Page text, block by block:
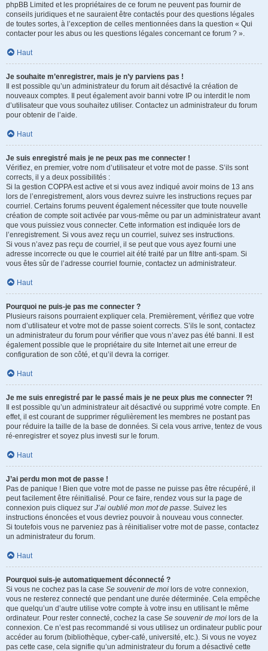
phpBB Limited et les propriétaires de ce forum ne peuvent pas fournir de
conseils juridiques et ne sauraient être contactés pour des questions légales
de toutes sortes, à l’exception de celles mentionnées dans la question « Qui
contacter pour les abus ou les questions légales concernant ce forum ? ».
Haut
Je souhaite m’enregistrer, mais je n’y parviens pas !
Il est possible qu’un administrateur du forum ait désactivé la création de
nouveaux comptes. Il peut également avoir banni votre IP ou interdit le nom
d’utilisateur que vous souhaitez utiliser. Contactez un administrateur du forum
pour obtenir de l’aide.
Haut
Je suis enregistré mais je ne peux pas me connecter !
Vérifiez, en premier, votre nom d’utilisateur et votre mot de passe. S’ils sont
corrects, il y a deux possibilités :
Si la gestion COPPA est active et si vous avez indiqué avoir moins de 13 ans
lors de l’enregistrement, alors vous devrez suivre les instructions reçues par
courriel. Certains forums peuvent également nécessiter que toute nouvelle
création de compte soit activée par vous-même ou par un administrateur avant
que vous puissiez vous connecter. Cette information est indiquée lors de
l’enregistrement. Si vous avez reçu un courriel, suivez ses instructions.
Si vous n’avez pas reçu de courriel, il se peut que vous ayez fourni une
adresse incorrecte ou que le courriel ait été traité par un filtre anti-spam. Si
vous êtes sûr de l’adresse courriel fournie, contactez un administrateur.
Haut
Pourquoi ne puis-je pas me connecter ?
Plusieurs raisons pourraient expliquer cela. Premièrement, vérifiez que votre
nom d’utilisateur et votre mot de passe soient corrects. S’ils le sont, contactez
un administrateur du forum pour vérifier que vous n’avez pas été banni. Il est
également possible que le propriétaire du site Internet ait une erreur de
configuration de son côté, et qu’il devra la corriger.
Haut
Je me suis enregistré par le passé mais je ne peux plus me connecter ?!
Il est possible qu’un administrateur ait désactivé ou supprimé votre compte. En
effet, il est courant de supprimer régulièrement les membres ne postant pas
pour réduire la taille de la base de données. Si cela vous arrive, tentez de vous
ré-enregistrer et soyez plus investi sur le forum.
Haut
J’ai perdu mon mot de passe !
Pas de panique ! Bien que votre mot de passe ne puisse pas être récupéré, il
peut facilement être réinitialisé. Pour ce faire, rendez vous sur la page de
connexion puis cliquez sur J’ai oublié mon mot de passe. Suivez les
instructions énoncées et vous devriez pouvoir à nouveau vous connecter.
Si toutefois vous ne parveniez pas à réinitialiser votre mot de passe, contactez
un administrateur du forum.
Haut
Pourquoi suis-je automatiquement déconnecté ?
Si vous ne cochez pas la case Se souvenir de moi lors de votre connexion,
vous ne resterez connecté que pendant une durée déterminée. Cela empêche
que quelqu’un d’autre utilise votre compte à votre insu en utilisant le même
ordinateur. Pour rester connecté, cochez la case Se souvenir de moi lors de la
connexion. Ce n’est pas recommandé si vous utilisez un ordinateur public pour
accéder au forum (bibliothèque, cyber-café, université, etc.). Si vous ne voyez
pas cette case, cela signifie qu’un administrateur du forum a désactivé cette